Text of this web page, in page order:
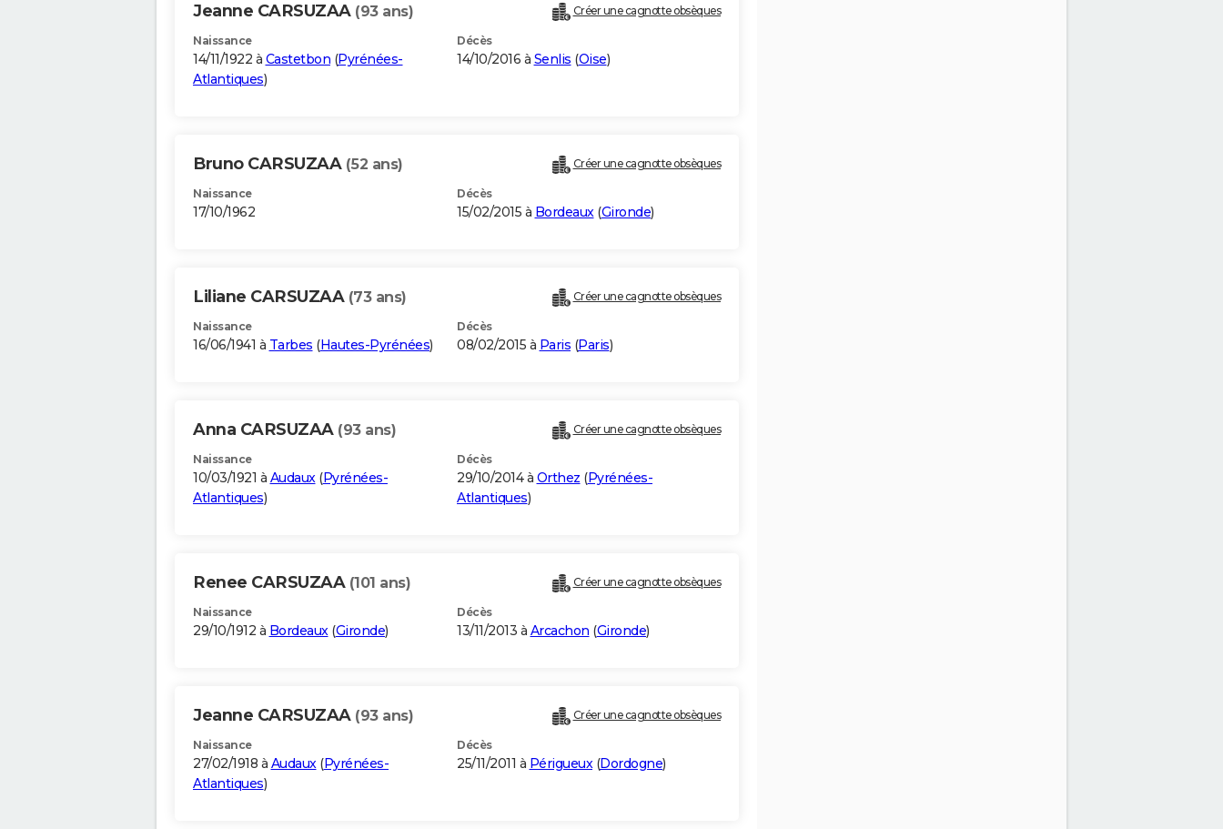
Jeanne CARSUZAA (93 ans) Créer une cagnotte obsèques
Naissance
14/11/1922 à Castetbon (Pyrénées-
Atlantiques)
Décès
14/10/2016 à Senlis (Oise)
Bruno CARSUZAA (52 ans) Créer une cagnotte obsèques
Naissance
17/10/1962
Décès
15/02/2015 à Bordeaux(Gironde)
Liliane CARSUZAA (73 ans) Créer une cagnotte obsèques
Naissance
16/06/1941 à Tarbes (Hautes-Pyrénées)
Décès
08/02/2015 à Paris (Paris)
Anna CARSUZAA (93 ans) Créer une cagnotte obsèques
Naissance
10/03/1921 à Audaux(Pyrénées-
Atlantiques)
Décès
29/10/2014 à Orthez (Pyrénées-
Atlantiques)
Renee CARSUZAA (101 ans) Créer une cagnotte obsèques
Naissance
29/10/1912 à Bordeaux(Gironde)
Décès
13/11/2013 à Arcachon (Gironde)
Jeanne CARSUZAA (93 ans) Créer une cagnotte obsèques
Naissance
27/02/1918 à Audaux(Pyrénées-
Atlantiques)
Décès
25/11/2011 à Périgueux(Dordogne)